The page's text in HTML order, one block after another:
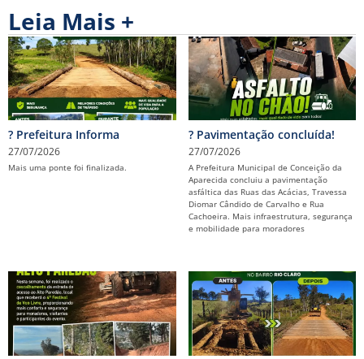
Leia Mais +
? Prefeitura Informa
27/07/2026
Mais uma ponte foi finalizada.
? Pavimentação concluída!
27/07/2026
A Prefeitura Municipal de Conceição da
Aparecida concluiu a pavimentação
asfáltica das Ruas das Acácias, Travessa
Diomar Cândido de Carvalho e Rua
Cachoeira. Mais infraestrutura, segurança
e mobilidade para moradores